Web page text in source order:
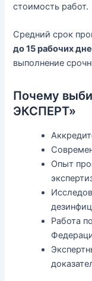
стоимость работ.
Средний срок
до 15 рабочих
выполнение
Почему
ЭКСПЕРТ»
Опыт
Работа